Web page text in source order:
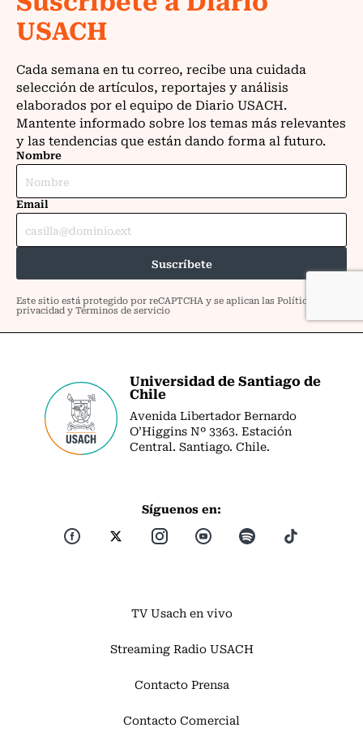
Universidad de Santiago de
Chile
Avenida Libertador Bernardo
O’Higgins Nº 3363. Estación
Central. Santiago. Chile.
Síguenos en:
TV Usach en vivo
Streaming Radio USACH
Contacto Prensa
Contacto Comercial